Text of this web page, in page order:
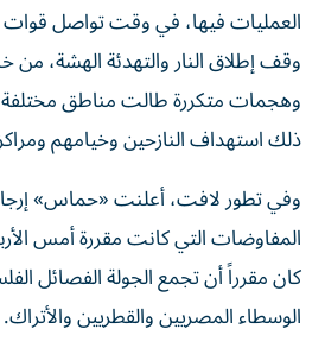
العمليات فيها، في وقت تواصل قوات
وقف إطلاق النار والتهدئة الهشة، من
وهجمات متكررة طالت مناطق
ذلك استهداف النازحين وخيامهم ومراكز
وفي تطور لافت، أعلنت «حماس»
المفاوضات التي كانت مقررة أمس
كان مقرراً أن تجمع الجولة الفصائل
الوسطاء المصريين والقطريين والأتراك.